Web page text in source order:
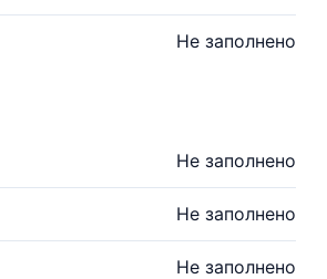
Не заполнено
Не заполнено
Не заполнено
Не заполнено